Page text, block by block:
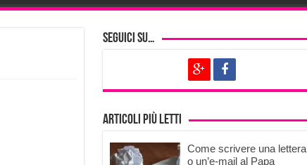
Seguici su…
Articoli più letti
Come scrivere una lettera
o un’e-mail al Papa